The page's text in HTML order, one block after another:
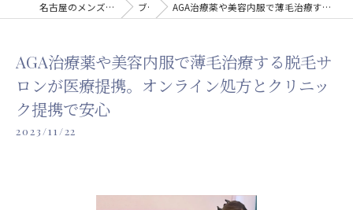
名古屋のメンズ脱毛ならKanaloa beauty salon ブログ AGA治療薬や美容内服で薄毛治療する脱毛サロンが医療提携。オンライン処方とクリニック提携で安心
AGA治療薬や美容内服で薄毛治療する脱毛サ
ロンが医療提携。オンライン処方とクリニッ
ク提携で安心
2023/11/22